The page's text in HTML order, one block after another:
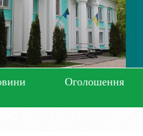
Оголошення